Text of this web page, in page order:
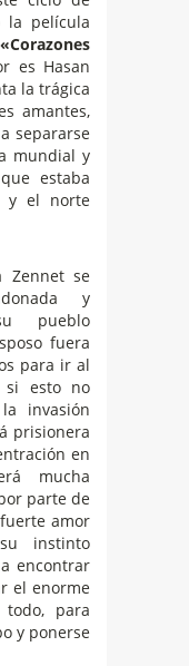
la película
«Corazones
es Hasan
la trágica
amantes,
separarse
mundial y
estaba
y el norte
Zennet se
y
pueblo
fuera
para ir al
esto no
invasión
prisionera
en
mucha
parte de
amor
instinto
encontrar
el enorme
para
y ponerse